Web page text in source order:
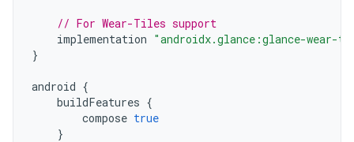
// For Wear-Tiles support
implementation "androidx.glance:glance-wear-
}
android {
buildFeatures {
compose true
}